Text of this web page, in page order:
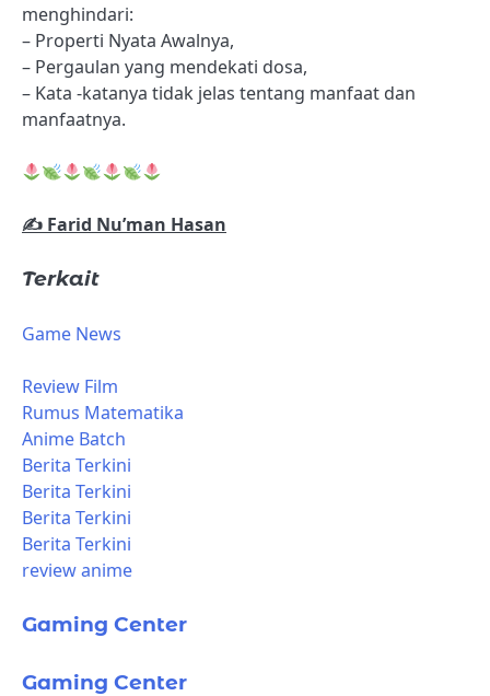
menghindari:
– Properti Nyata Awalnya,
– Pergaulan yang mendekati dosa,
– Kata -katanya tidak jelas tentang manfaat dan
manfaatnya.
✍️ Farid Nu’man Hasan
Terkait
Game News
Review Film
Rumus Matematika
Anime Batch
Berita Terkini
Berita Terkini
Berita Terkini
Berita Terkini
review anime
Gaming Center
Gaming Center